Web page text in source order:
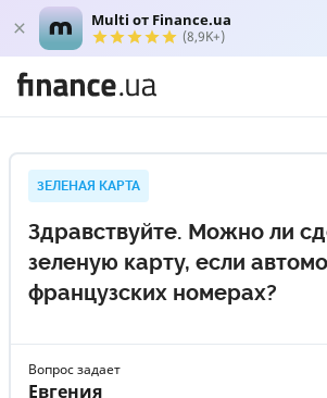
Multi от Finance.ua
(8,9K+)
ЗЕЛЕНАЯ КАРТА
Здравствуйте. Можно ли
зеленую карту, если
французских номерах?
Вопрос задает
Евгения